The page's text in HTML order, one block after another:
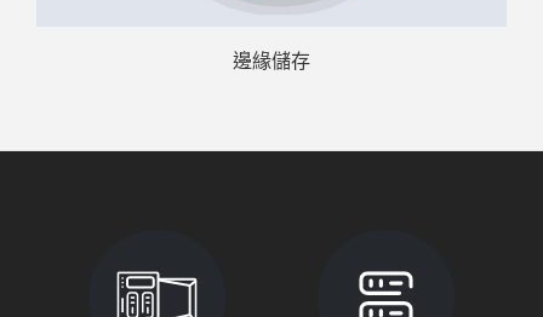
邊緣儲存